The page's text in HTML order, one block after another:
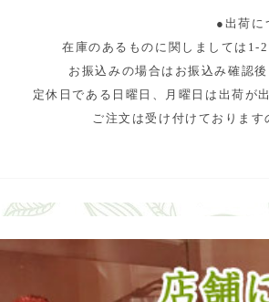
●出荷に
在庫のあるものに関しましては1-
お振込みの場合はお振込み確認
定休日である日曜日、月曜日は出荷が
ご注文は受け付けております